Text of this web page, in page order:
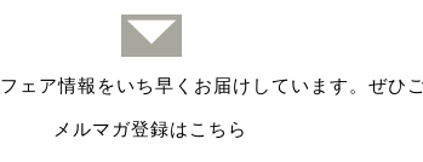
フェア情報をいち早くお届けしています。ぜひ
メルマガ登録はこちら